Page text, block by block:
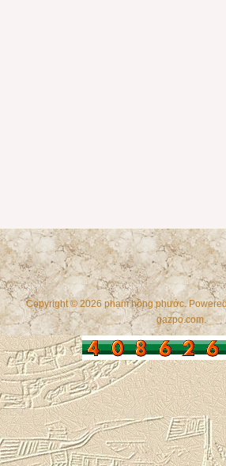
Copyright © 2026 phạm hồng phước.
gazpo.com.